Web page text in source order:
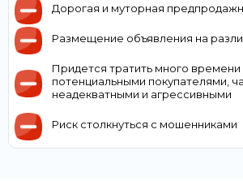
Дорогая и муторная
Размещение объявления на
Придется тратить много
потенциальными покупателями,
неадекватными и агрессивными
Риск столкнуться с мошенниками